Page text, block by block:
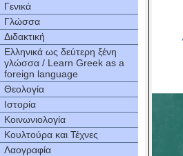
Γενικά
Γλώσσα
Διδακτική
Ελληνικά ως δεύτερη ξένη
γλώσσα / Learn Greek as a
foreign language
Θεολογία
Ιστορία
Κοινωνιολογία
Κουλτούρα και Τέχνες
Λαογραφία